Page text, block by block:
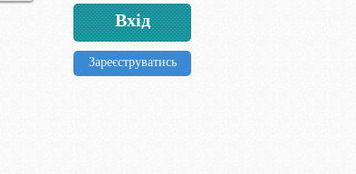
Вхід
Зареєструватись